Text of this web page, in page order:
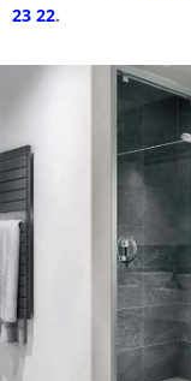
23 22.